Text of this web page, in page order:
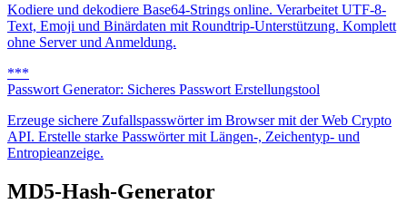
Kodiere und dekodiere Base64-Strings online. Verarbeitet UTF-8-
Text, Emoji und Binärdaten mit Roundtrip-Unterstützung. Komplett
ohne Server und Anmeldung.
***
Passwort Generator: Sicheres Passwort Erstellungstool
Erzeuge sichere Zufallspasswörter im Browser mit der Web Crypto
API. Erstelle starke Passwörter mit Längen-, Zeichentyp- und
Entropieanzeige.
MD5-Hash-Generator